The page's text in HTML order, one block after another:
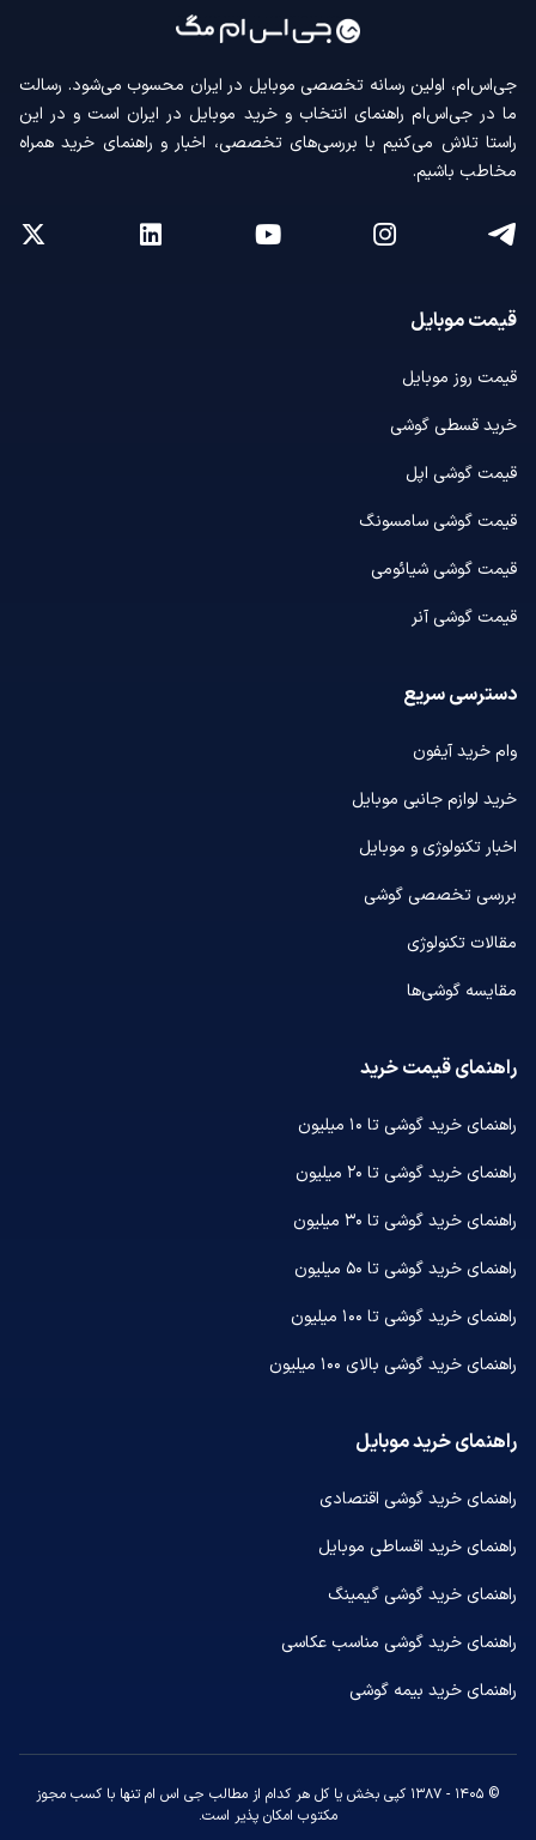
جی‌اس‌ام، اولین رسانه‌ تخصصی موبایل در ایران محسوب می‌شود. رسالت
ما در جی‌اس‌ام راهنمای انتخاب و خرید موبایل در ایران است و در این
راستا تلاش می‌کنیم با بررسی‌های تخصصی، اخبار و راهنمای خرید همراه
مخاطب باشیم.
قیمت موبایل
قیمت روز موبایل
خرید قسطی گوشی
قیمت گوشی اپل
قیمت گوشی سامسونگ
قیمت گوشی شیائومی
قیمت گوشی آنر
دسترسی سریع
وام خرید آیفون
خرید لوازم جانبی موبایل
اخبار تکنولوژی و موبایل
بررسی تخصصی گوشی
مقالات تکنولوژی
مقایسه گوشی‌ها
راهنمای قیمت خرید
راهنمای خرید گوشی تا ۱۰ میلیون
راهنمای خرید گوشی تا ۲۰ میلیون
راهنمای خرید گوشی تا ۳۰ میلیون
راهنمای خرید گوشی تا ۵۰ میلیون
راهنمای خرید گوشی تا ۱۰۰ میلیون
راهنمای خرید گوشی بالای ۱۰۰ میلیون
راهنمای خرید موبایل
راهنمای خرید گوشی اقتصادی
راهنمای خرید اقساطی موبایل
راهنمای خرید گوشی گیمینگ
راهنمای خرید گوشی مناسب عکاسی
راهنمای خرید بیمه گوشی
© ۱۴۰۵ - ۱۳۸۷ کپی بخش یا کل هر کدام از مطالب جی اس ام تنها با کسب مجوز
مکتوب امکان پذیر است.